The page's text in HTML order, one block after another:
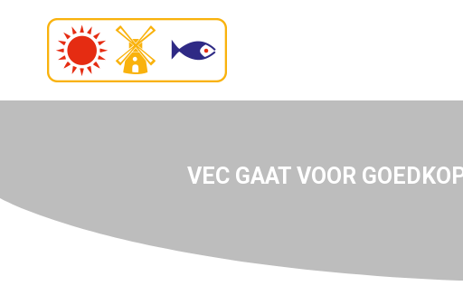
VEC GAAT VOOR